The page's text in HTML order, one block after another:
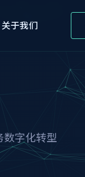
关于我们
字化转型